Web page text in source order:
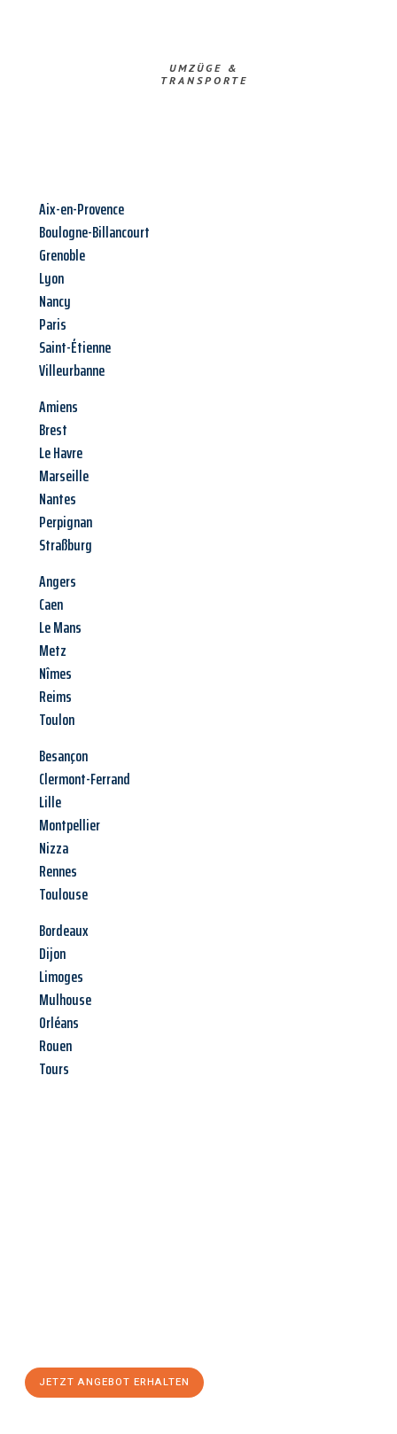
UMZÜGE &
TRANSPORTE
Aix-en-Provence
Boulogne-Billancourt
Grenoble
Lyon
Nancy
Paris
Saint-Étienne
Villeurbanne
Amiens
Brest
Le Havre
Marseille
Nantes
Perpignan
Straßburg
Angers
Caen
Le Mans
Metz
Nîmes
Reims
Toulon
Besançon
Clermont-Ferrand
Lille
Montpellier
Nizza
Rennes
Toulouse
Bordeaux
Dijon
Limoges
Mulhouse
Orléans
Rouen
Tours
JETZT ANGEBOT ERHALTEN